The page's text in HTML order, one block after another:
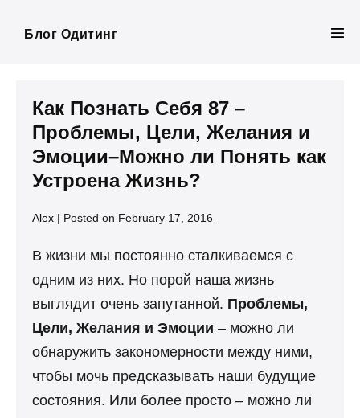
Блог Одитинг
Как Познать Себя 87 –
Проблемы, Цели, Желания и
Эмоции–Можно ли Понять как
Устроена Жизнь?
Alex | Posted on February 17, 2016
В жизни мы постоянно сталкиваемся с
одним из них. Но порой наша жизнь
выглядит очень запутанной. Проблемы,
Цели, Желания и Эмоции – можно ли
обнаружить закономерности между ними,
чтобы мочь предсказывать наши будущие
состояния. Или более просто – можно ли